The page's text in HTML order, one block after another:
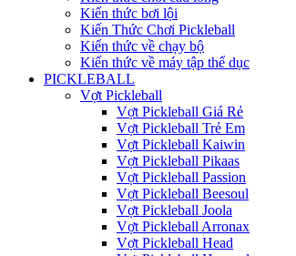
Kiến thức bơi lội
Kiến Thức Chơi Pickleball
Kiến thức về chạy bộ
Kiến thức về máy tập thể dục
PICKLEBALL
Vợt Pickleball
Vợt Pickleball Giá Rẻ
Vợt Pickleball Trẻ Em
Vợt Pickleball Kaiwin
Vợt Pickleball Pikaas
Vợt Pickleball Passion
Vợt Pickleball Beesoul
Vợt Pickleball Joola
Vợt Pickleball Arronax
Vợt Pickleball Head